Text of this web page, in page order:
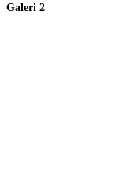
Galeri 2